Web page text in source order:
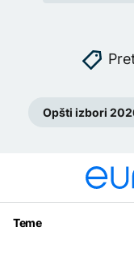
Opšti izbori
Teme